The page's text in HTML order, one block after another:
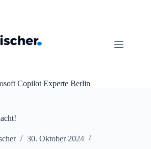
Copilot Experte Berlin
30. Oktober 2024